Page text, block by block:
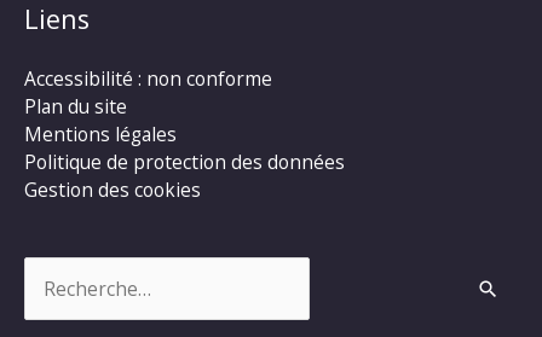
Liens
Accessibilité : non conforme
Plan du site
Mentions légales
Politique de protection des données
Gestion des cookies